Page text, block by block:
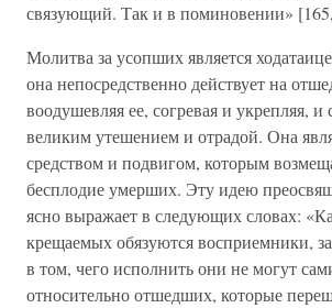
связующий. Так и в поминовении»
Молитва за усопших является
она непосредственно действует на
воодушевляя ее, согревая и укрепляя, и
великим утешением и отрадой. Она
средством и подвигом, которым
бесплодие умерших. Эту идею
ясно выражает в следующих словах:
крещаемых обязуются восприемники,
в том, чего исполнить они не могут
относительно отшедших, которые